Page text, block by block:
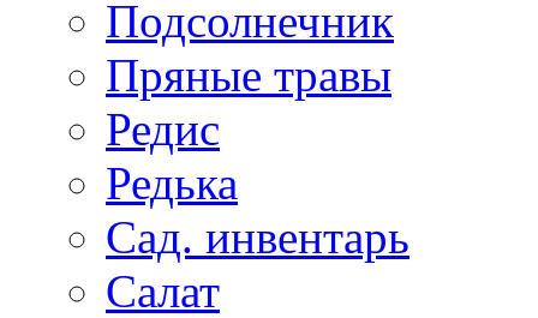
Подсолнечник
Пряные травы
Редис
Редька
Сад. инвентарь
Салат